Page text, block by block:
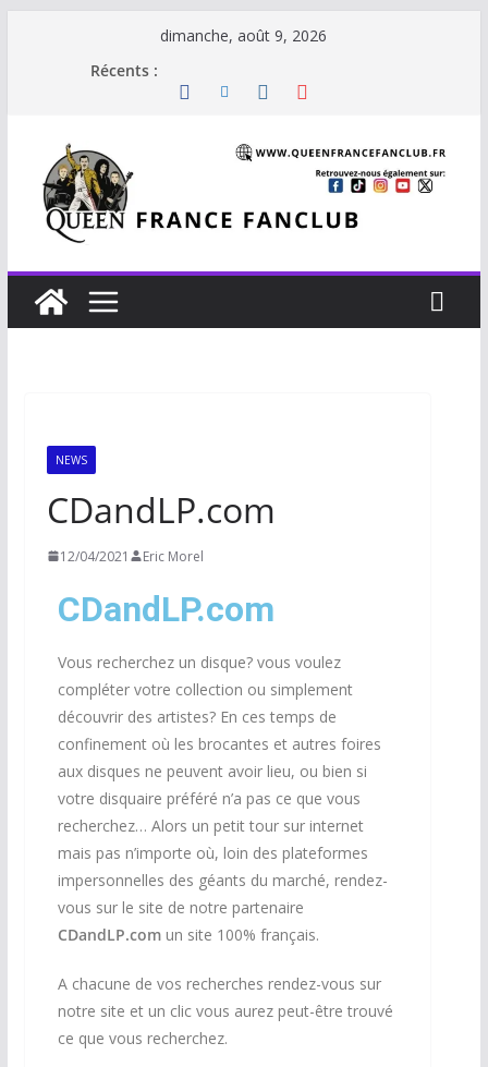
dimanche, août 9, 2026
Récents :
NEWS
CDandLP.com
12/04/2021 Eric Morel
CDandLP.com
Vous recherchez un disque? vous voulez
compléter votre collection ou simplement
découvrir des artistes? En ces temps de
confinement où les brocantes et autres foires
aux disques ne peuvent avoir lieu, ou bien si
votre disquaire préféré n’a pas ce que vous
recherchez… Alors un petit tour sur internet
mais pas n’importe où, loin des plateformes
impersonnelles des géants du marché, rendez-
vous sur le site de notre partenaire
CDandLP.comun site 100% français.
A chacune de vos recherches rendez-vous sur
notre site et un clic vous aurez peut-être trouvé
ce que vous recherchez.